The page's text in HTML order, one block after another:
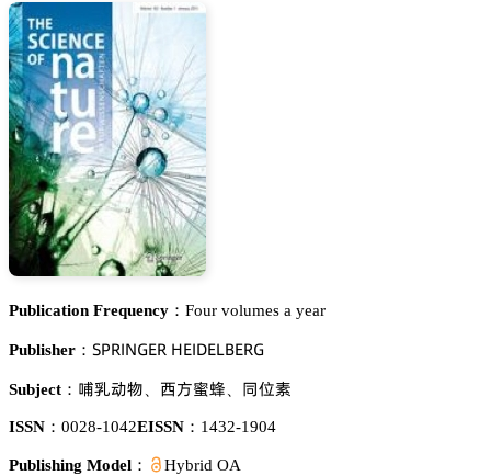
Publication Frequency： Four volumes a year
Publisher： 偌鵝葤喊沟佥乊葤 㡶乊喊枀乊欄愨乊葤佥
Subject： 慠紒鿞醑、 隍鹩笉靔、 奊钝㙢
ISSN： 0028-1042EISSN： 1432-1904
Publishing Model： Hybrid OA